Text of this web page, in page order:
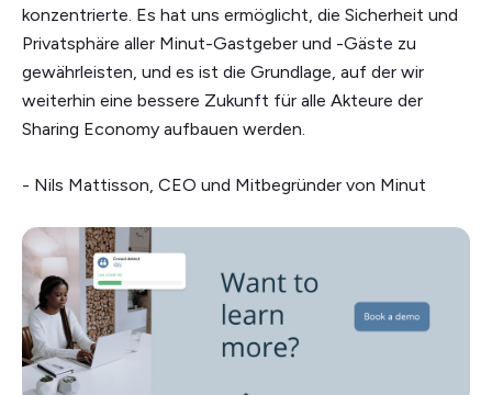
konzentrierte. Es hat uns ermöglicht, die Sicherheit und
Privatsphäre aller Minut-Gastgeber und -Gäste zu
gewährleisten, und es ist die Grundlage, auf der wir
weiterhin eine bessere Zukunft für alle Akteure der
Sharing Economy aufbauen werden.
- Nils Mattisson, CEO und Mitbegründer von Minut